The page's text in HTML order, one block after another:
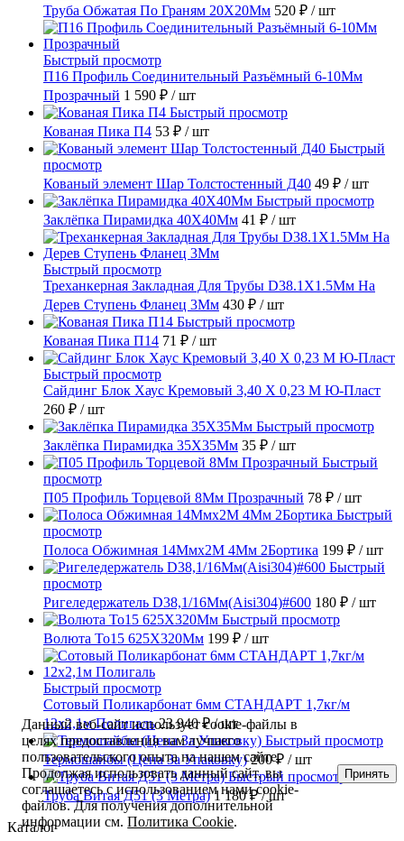
Труба Обжатая По Граням 20X20Мм 520 ₽ / шт
Быстрый просмотр
П16 Профиль Соединительный Разъёмный 6-10Мм
Прозрачный 1 590 ₽ / шт
Быстрый просмотр
Кованая Пика П4 53 ₽ / шт
Быстрый
просмотр
Кованый элемент Шар Толстостенный Д40 49 ₽ / шт
Быстрый просмотр
Заклёпка Пирамидка 40X40Мм 41 ₽ / шт
Быстрый просмотр
Треханкерная Закладная Для Трубы D38.1Х1.5Мм На
Дерев Ступень Фланец 3Мм 430 ₽ / шт
Быстрый просмотр
Кованая Пика П14 71 ₽ / шт
Быстрый просмотр
Сайдинг Блок Хаус Кремовый 3,40 Х 0,23 М Ю-Пласт
260 ₽ / шт
Быстрый просмотр
Заклёпка Пирамидка 35X35Мм 35 ₽ / шт
Быстрый
просмотр
П05 Профиль Торцевой 8Мм Прозрачный 78 ₽ / шт
Быстрый
просмотр
Полоса Обжимная 14Ммх2М 4Мм 2Бортика 199 ₽ / шт
Быстрый
просмотр
Ригеледержатель D38,1/16Мм(Aisi304)#600 180 ₽ / шт
Быстрый просмотр
Волюта То15 625X320Мм 199 ₽ / шт
Быстрый просмотр
Сотовый Поликарбонат 6мм СТАНДАРТ 1,7кг/м
12х2,1м Полигаль 23 940 ₽/ шт
Быстрый просмотр
Термошайбы (Цена За Упаковку) 200 ₽ / шт
Быстрый просмотр
Труба Витая Д51 (3 Метра) 1 180 ₽/ шт
Каталог
Данный веб-сайт использует cookie-файлы в
целях предоставления вам лучшего
пользовательского опыта на нашем сайте.
Продолжая использовать данный сайт, вы
соглашаетесь с использованием нами cookie-
файлов. Для получения дополнительной
информации см.Политика Cookie.
Принять